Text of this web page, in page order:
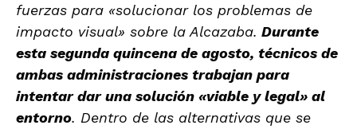
fuerzas para «solucionar los problemas de
impacto visual» sobre la Alcazaba. Durante
esta segunda quincena de agosto, técnicos de
ambas administraciones trabajan para
intentar dar una solución «viable y legal» al
entorno. Dentro de las alternativas que se